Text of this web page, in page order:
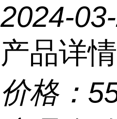
2024-
产品详情
价格：